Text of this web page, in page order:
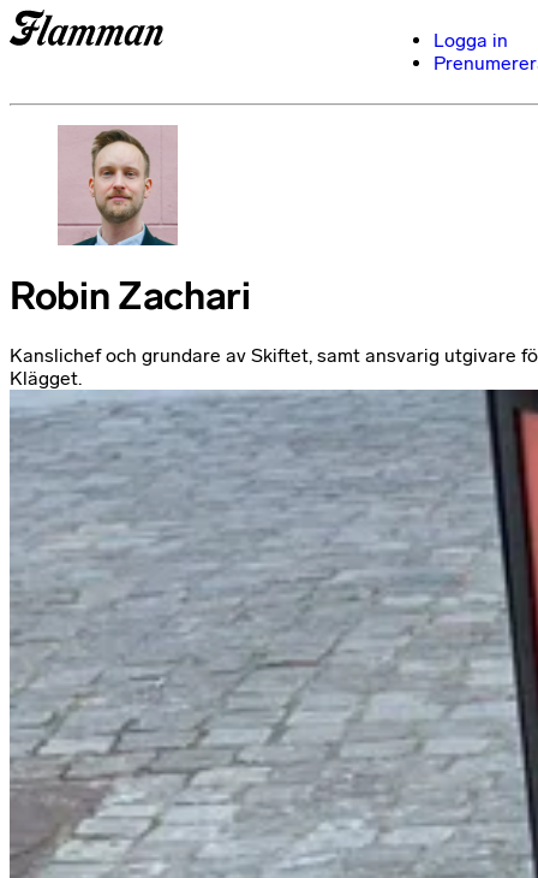
Logga in
Robin Zachari
Kanslichef och grundare av Skiftet, samt ansvarig utgivare
Klägget.